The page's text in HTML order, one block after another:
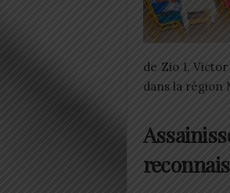
de Zio 1,
dans la région